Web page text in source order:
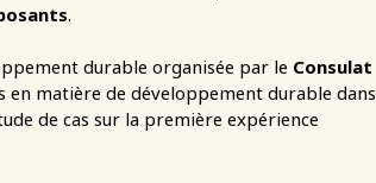
.
durable organisée par le Consulat
en matière de développement durable dans
de cas sur la première expérience